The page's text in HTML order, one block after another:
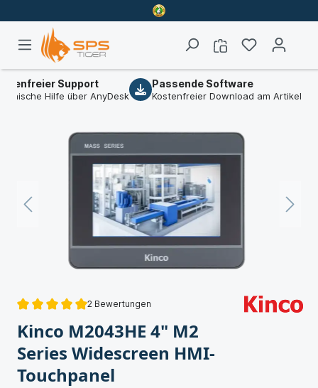
Support
Hilfe über AnyDesk
Passende Software
Kostenfreier Download am Artikel Wir
2 Bewertungen
Kinco M2043HE 4" M2
Series Widescreen HMI-
Touchpanel